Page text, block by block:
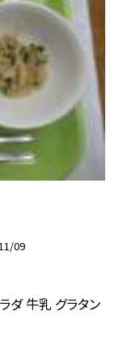
09
ダ 牛乳 グラタン